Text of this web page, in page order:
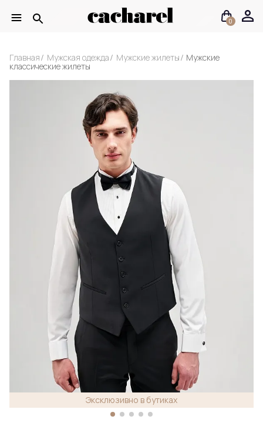
0
Главная Мужская одежда Мужские жилеты Мужские
классические жилеты
Эксклюзивно в бутиках